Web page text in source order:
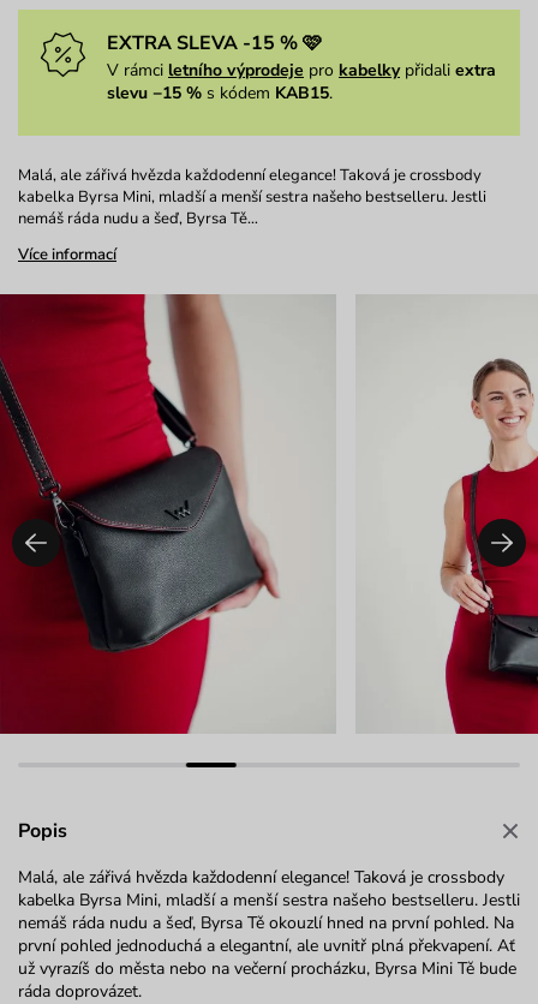
EXTRA SLEVA -15 % 🩷
V rámci letního výprodeje pro kabelkypřidali extra
slevu −15 % s kódem KAB15.
Malá, ale zářivá hvězda každodenní elegance! Taková je crossbody
kabelka Byrsa Mini, mladší a menší sestra našeho bestselleru. Jestli
nemáš ráda nudu a šeď, Byrsa Tě…
Více informací
Popis
Malá, ale zářivá hvězda každodenní elegance! Taková je crossbody
kabelka Byrsa Mini, mladší a menší sestra našeho bestselleru. Jestli
nemáš ráda nudu a šeď, Byrsa Tě okouzlí hned na první pohled. Na
první pohled jednoduchá a elegantní, ale uvnitř plná překvapení. Ať
už vyrazíš do města nebo na večerní procházku, Byrsa Mini Tě bude
ráda doprovázet.